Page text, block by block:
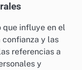
que influye en el
y las
referencias a
y